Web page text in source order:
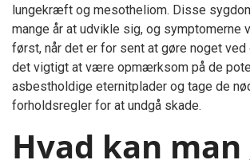
lungekræft og mesotheliom. Disse
mange år at udvikle sig, og symptomerne
først, når det er for sent at gøre noget ved
det vigtigt at være opmærksom på de
asbestholdige eternitplader og tage de
forholdsregler for at undgå skade.
Hvad kan man